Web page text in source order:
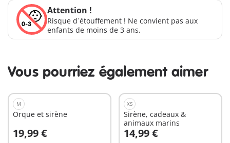
Attention !
Risque d´étouffement ! Ne convient pas aux
enfants de moins de 3 ans.
Vous pourriez également aimer
M
Orque et sirène
19,99 €
Au panier
XS
Sirène, cadeaux &
animaux marins
14,99 €
Au panier